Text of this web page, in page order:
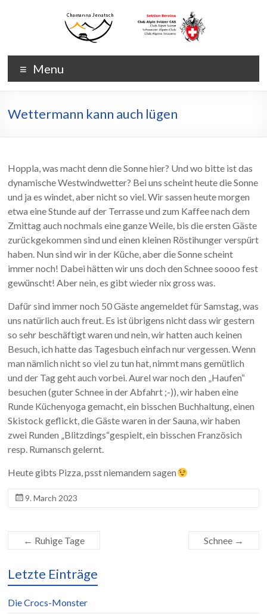
Chamanna
Jenatsch
Chamanna
Jenatsch
CAS
Menu
Wettermann kann auch lügen
Hoppla, was macht denn die Sonne hier? Und wo bitte ist das
dynamische Westwindwetter? Bei uns scheint heute die Sonne
und ja es windet, aber nicht so viel. Wir sassen heute morgen
etwa eine Stunde auf der Terrasse und zum Kaffee nach dem
Zmittag auch nochmals eine ganze Weile, bis die ersten Gäste
zurückgekommen sind und einen kleinen Röstihunger verspürt
haben. Nun sind wir in der Küche, aber die Sonne scheint
immer noch! Dabei hätten wir uns doch den Schnee soooo fest
gewünscht! Aber nein, es gibt wieder nix gross was.
Dafür sind immer noch 50 Gäste angemeldet für Samstag, was
uns natürlich auch freut. Es ist übrigens nicht dass wir gestern
so sehr beschäftigt waren und nein, wir hatten auch keinen
Besuch, ich hatte das Tagesbuch einfach nur vergessen. Wenn
man nämlich nicht so viel zu tun hat, nimmt mans gemütlich
und der Tag geht auch vorbei. Aurel war noch den „Haufen“
besuchen (guter Schnee in der Abfahrt ;-)), wir haben eine
Runde Küchenyoga gemacht, ein bisschen Buchhaltung, einen
Skistock geflickt, die Gäste waren in der Sauna, wir haben
zwei Runden „Blitzdings“gespielt, ein bisschen Französich
resp. Rumansch gelernt.
Heute gibts Pizza, psst niemandem sagen
9. March 2023
← Ruhige Tage Schnee →
Letzte Einträge
Die Crocs-Monster